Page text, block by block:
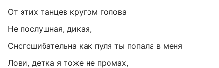
От этих танцев кругом голова
Не послушная, дикая,
Сногсшибательна как пуля ты попала в меня
Лови, детка я тоже не промах,